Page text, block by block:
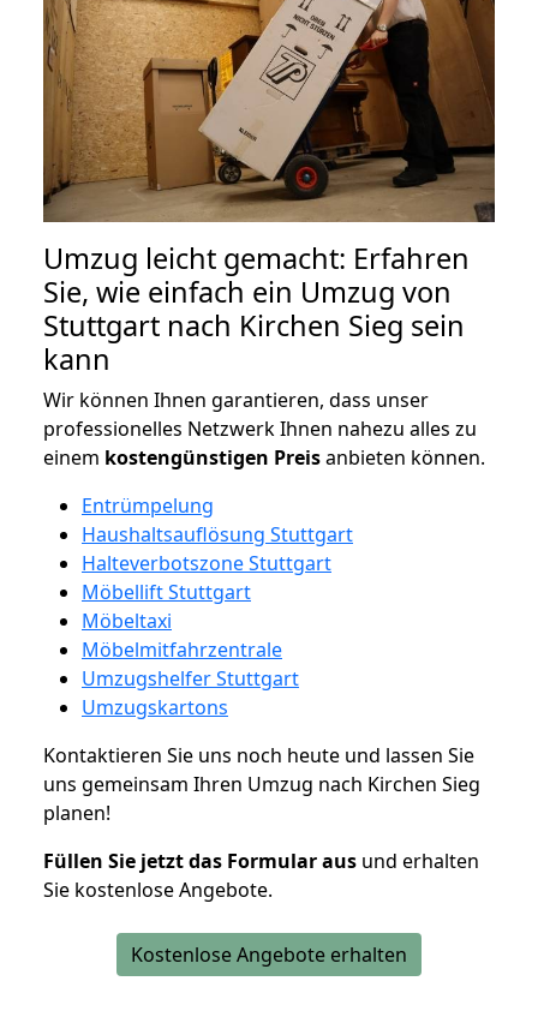
Umzug leicht gemacht: Erfahren
Sie, wie einfach ein Umzug von
Stuttgart nach Kirchen Sieg sein
kann
Wir können Ihnen garantieren, dass unser
professionelles Netzwerk Ihnen nahezu alles zu
einem kostengünstigen Preisanbieten können.
Entrümpelung
Haushaltsauflösung Stuttgart
Halteverbotszone Stuttgart
Möbellift Stuttgart
Möbeltaxi
Möbelmitfahrzentrale
Umzugshelfer Stuttgart
Umzugskartons
Kontaktieren Sie uns noch heute und lassen Sie
uns gemeinsam Ihren Umzug nach Kirchen Sieg
planen!
Füllen Sie jetzt das Formular aus und erhalten
Sie kostenlose Angebote.
Kostenlose Angebote erhalten